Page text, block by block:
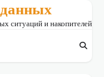
ситуаций и накопителей